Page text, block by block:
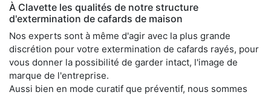
À Clavette les qualités de notre structure
d'extermination de cafards de maison
Nos experts sont à même d'agir avec la plus grande
discrétion pour votre extermination de cafards rayés, pour
vous donner la possibilité de garder intact, l'image de
marque de l'entreprise.
Aussi bien en mode curatif que préventif, nous sommes